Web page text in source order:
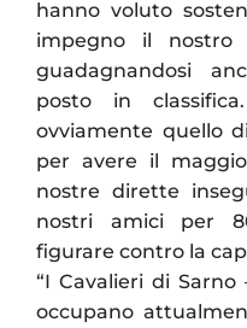
hanno voluto
impegno il nostro
guadagnandosi
posto in
ovviamente quello
per avere il
nostre dirette
nostri amici per
figurare contro la
“I Cavalieri di
occupano